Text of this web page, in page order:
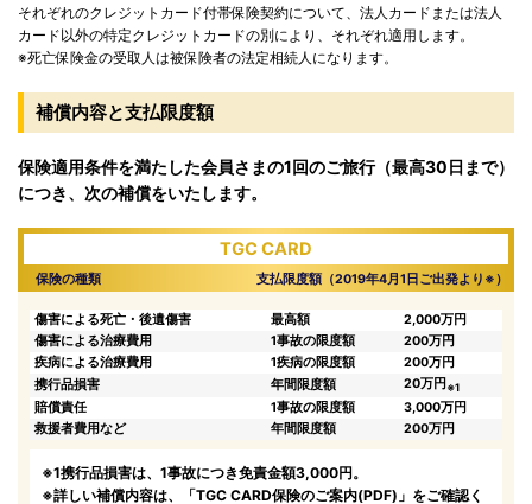
それぞれのクレジットカード付帯保険契約について、法人カードまたは法人
カード以外の特定クレジットカードの別により、それぞれ適用します。
※死亡保険金の受取人は被保険者の法定相続人になります。
補償内容と支払限度額
保険適用条件を満たした会員さまの1回のご旅行（最高30日まで）
につき、次の補償をいたします。
TGC CARD
保険の種類 支払限度額（2019年4月1日ご出発より ※）
傷害による死亡・後遺傷害 最高額
2,000万円
傷害による治療費用
1事故の限度額
200万円
疾病による治療費用
1疾病の限度額
200万円
携行品損害
年間限度額 20万円 ※1
賠償責任 1事故の限度額
3,000万円
救援者費用など
年間限度額 200万円
※1携行品損害は、1事故につき免責金額3,000円。
※詳しい補償内容は、「TGC CARD保険のご案内(PDF)」をご確認く